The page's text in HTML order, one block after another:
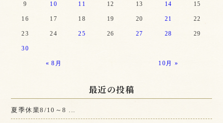
« 8月 10月 »
9 10 11 12 13 14 15
16 17 18 19 20 21 22
23 24 25 26 27 28 29
30
最近の投稿
夏季休業8/10～8 ...